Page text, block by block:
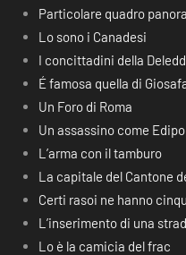
Particolare quadro
Lo sono i Canadesi
I concittadini della
É famosa quella di
Un Foro di Roma
Un assassino come Edipo
L’arma con il tamburo
La capitale del Cantone
Certi rasoi ne hanno
L’inserimento di una
Lo è la camicia del frac